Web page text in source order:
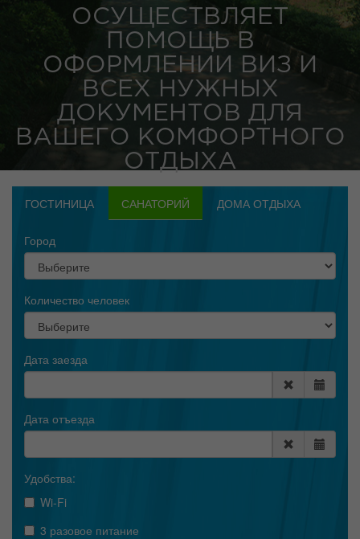
ОСУЩЕСТВЛЯЕТ
ПОМОЩЬ В
ОФОРМЛЕНИИ ВИЗ И
ВСЕХ НУЖНЫХ
ДОКУМЕНТОВ ДЛЯ
ВАШЕГО КОМФОРТНОГО
ОТДЫХА
ГОСТИНИЦА САНАТОРИЙ ДОМА ОТДЫХА
Город
Количество человек
Дата заезда
Дата отъезда
Удобства:
Wi-Fi
3 разовое питание